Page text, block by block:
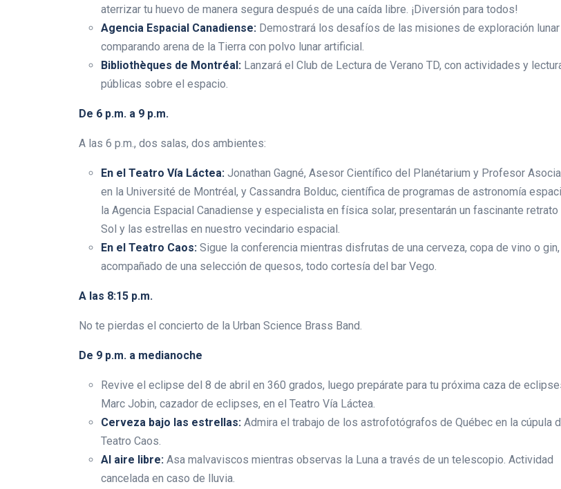
aterrizar tu huevo de manera segura después de una caída libre. ¡Diversión para todos!
Agencia Espacial Canadiense: Demostrará los desafíos de las misiones de exploración lunar
comparando arena de la Tierra con polvo lunar artificial.
Bibliothèques de Montréal: Lanzará el Club de Lectura de Verano TD, con actividades y
públicas sobre el espacio.
De 6 p.m. a 9 p.m.
A las 6 p.m., dos salas, dos ambientes:
En el Teatro Vía Láctea: Jonathan Gagné, Asesor Científico del Planétarium y Profesor
en la Université de Montréal, y Cassandra Bolduc, científica de programas de astronomía
la Agencia Espacial Canadiense y especialista en física solar, presentarán un fascinante retrato
Sol y las estrellas en nuestro vecindario espacial.
En el Teatro Caos: Sigue la conferencia mientras disfrutas de una cerveza, copa de vino o gin,
acompañado de una selección de quesos, todo cortesía del bar Vego.
A las 8:15 p.m.
No te pierdas el concierto de la Urban Science Brass Band.
De 9 p.m. a medianoche
Revive el eclipse del 8 de abril en 360 grados, luego prepárate para tu próxima caza de
Marc Jobin, cazador de eclipses, en el Teatro Vía Láctea.
Cerveza bajo las estrellas: Admira el trabajo de los astrofotógrafos de Québec en la cúpula
Teatro Caos.
Al aire libre: Asa malvaviscos mientras observas la Luna a través de un telescopio. Actividad
cancelada en caso de lluvia.
Lishaam Market:
latinos que saben a
Luis Rios 18 enero 2026